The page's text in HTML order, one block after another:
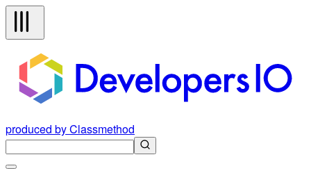
produced by Classmethod